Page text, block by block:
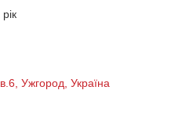
Ужгород, Україна